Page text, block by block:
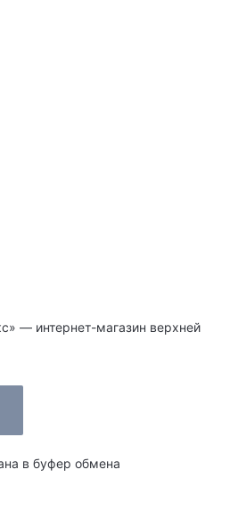
— интернет-магазин верхней
в буфер обмена